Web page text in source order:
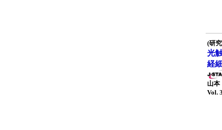
(研
光
経
山
Vol.